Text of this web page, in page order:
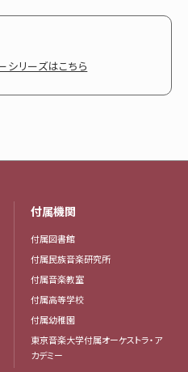
シリーズはこちら
付属機関
付属図書館
付属民族音楽研究所
付属音楽教室
付属高等学校
付属幼稚園
東京音楽大学付属オーケストラ・ア
カデミー